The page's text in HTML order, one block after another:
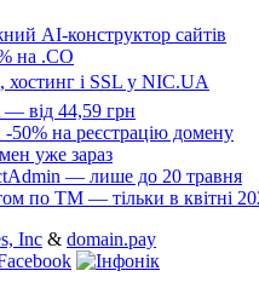
AI-конструктор сайтів
на .CO
і SSL у NIC.UA
від 44,59 грн
на реєстрацію домену
уже зараз
— лише до 20 травня
по ТМ — тільки в квітні
Inc & domain.pay